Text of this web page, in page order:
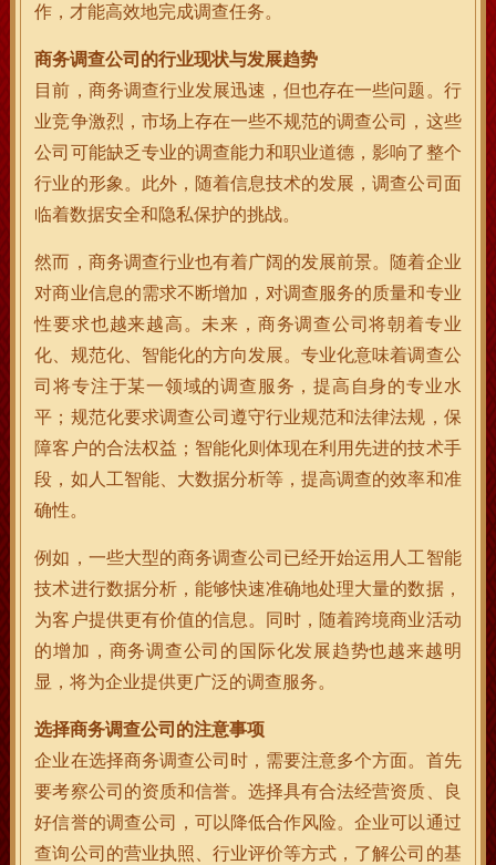
作，才能高效地完成调查任务。
商务调查公司的行业现状与发展趋势
目前，商务调查行业发展迅速，但也存在一些问题。行
业竞争激烈，市场上存在一些不规范的调查公司，这些
公司可能缺乏专业的调查能力和职业道德，影响了整个
行业的形象。此外，随着信息技术的发展，调查公司面
临着数据安全和隐私保护的挑战。
然而，商务调查行业也有着广阔的发展前景。随着企业
对商业信息的需求不断增加，对调查服务的质量和专业
性要求也越来越高。未来，商务调查公司将朝着专业
化、规范化、智能化的方向发展。专业化意味着调查公
司将专注于某一领域的调查服务，提高自身的专业水
平；规范化要求调查公司遵守行业规范和法律法规，保
障客户的合法权益；智能化则体现在利用先进的技术手
段，如人工智能、大数据分析等，提高调查的效率和准
确性。
例如，一些大型的商务调查公司已经开始运用人工智能
技术进行数据分析，能够快速准确地处理大量的数据，
为客户提供更有价值的信息。同时，随着跨境商业活动
的增加，商务调查公司的国际化发展趋势也越来越明
显，将为企业提供更广泛的调查服务。
选择商务调查公司的注意事项
企业在选择商务调查公司时，需要注意多个方面。首先
要考察公司的资质和信誉。选择具有合法经营资质、良
好信誉的调查公司，可以降低合作风险。企业可以通过
查询公司的营业执照、行业评价等方式，了解公司的基